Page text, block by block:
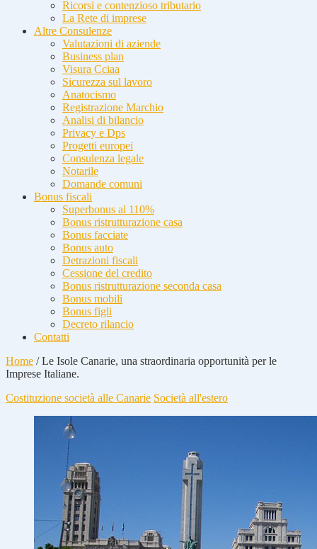
Ricorsi e contenzioso tributario
La Rete di imprese
Altre Consulenze
Valutazioni di aziende
Business plan
Visura Cciaa
Sicurezza sul lavoro
Anatocismo
Registrazione Marchio
Analisi di bilancio
Privacy e Dps
Progetti europei
Consulenza legale
Notarile
Domande comuni
Bonus fiscali
Superbonus al 110%
Bonus ristrutturazione casa
Bonus facciate
Bonus auto
Detrazioni fiscali
Cessione del credito
Bonus ristrutturazione seconda casa
Bonus mobili
Bonus figli
Decreto rilancio
Contatti
Home /Le Isole Canarie, una straordinaria opportunità per le
Imprese Italiane.
Costituzione società alle Canarie Società all'estero